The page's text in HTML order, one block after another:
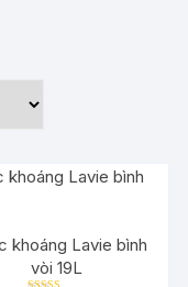
khoáng Lavie bình
vòi 19L